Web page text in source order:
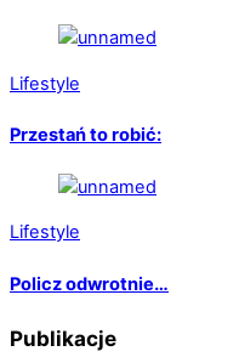
Lifestyle
Przestań to robić:
Lifestyle
Policz odwrotnie…
Publikacje